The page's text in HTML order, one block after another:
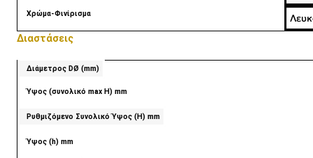
Χρώμα-Φινίρισμα
Διαστάσεις
Διάμετρος DØ (mm)
Ύψος (συνολικό max H) mm
Ρυθμιζόμενο Συνολικό Ύψος (Η) mm
Ύψος (h) mm